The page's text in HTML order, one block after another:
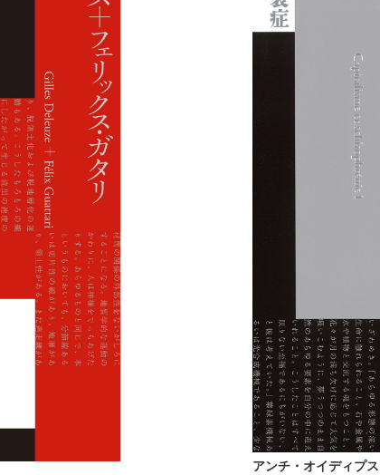
アンチ・オイディプス